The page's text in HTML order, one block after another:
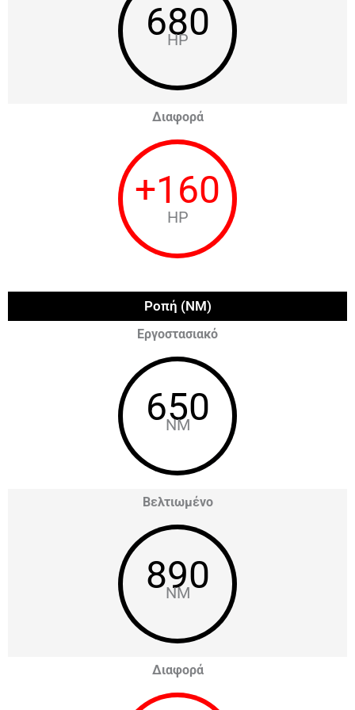
680
HP
Διαφορά
+160
HP
Ροπή (NM)
Εργοστασιακό
650
NM
Βελτιωμένο
890
NM
Διαφορά